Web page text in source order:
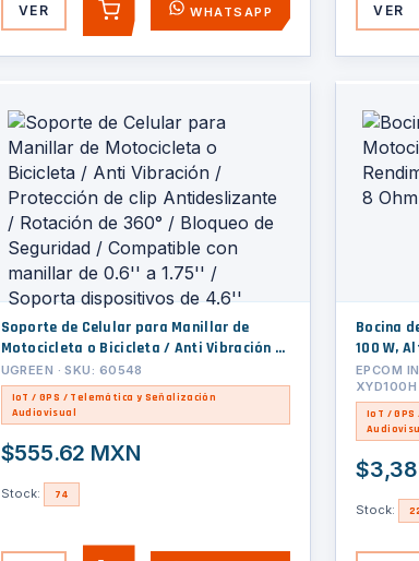
VER AGREGARWHATSAPP VER
Soporte de Celular para Manillar de
Motocicleta o Bicicleta / Anti Vibración /
Protección de clip Antideslizante /
Rotación de 360° / Bloqueo de Seguridad
/ Compatible con manillar de 0.6'' a 1.75''
/ Soporta dispositivos de 4.6''
UGREEN · SKU: 60548
IoT / GPS / Telemática y Señalización
Audiovisual
$555.62 MXN
Stock: 74
Bocina
100 W,
EPCOM
XYD100H
IoT /
Stock: